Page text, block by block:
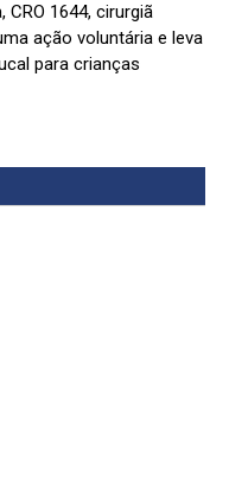
CRO 1644, cirurgiã
ação voluntária e leva
para crianças